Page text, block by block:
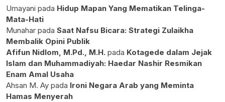
Umayani pada Hidup Mapan Yang Mematikan Telinga-
Mata-Hati
Munahar pada Saat Nafsu Bicara: Strategi Zulaikha
Membalik Opini Publik
Afifun Nidlom, M.Pd., M.H. pada Kotagede dalam Jejak
Islam dan Muhammadiyah: Haedar Nashir Resmikan
Enam Amal Usaha
Ahsan M. Ay pada Ironi Negara Arab yang Meminta
Hamas Menyerah